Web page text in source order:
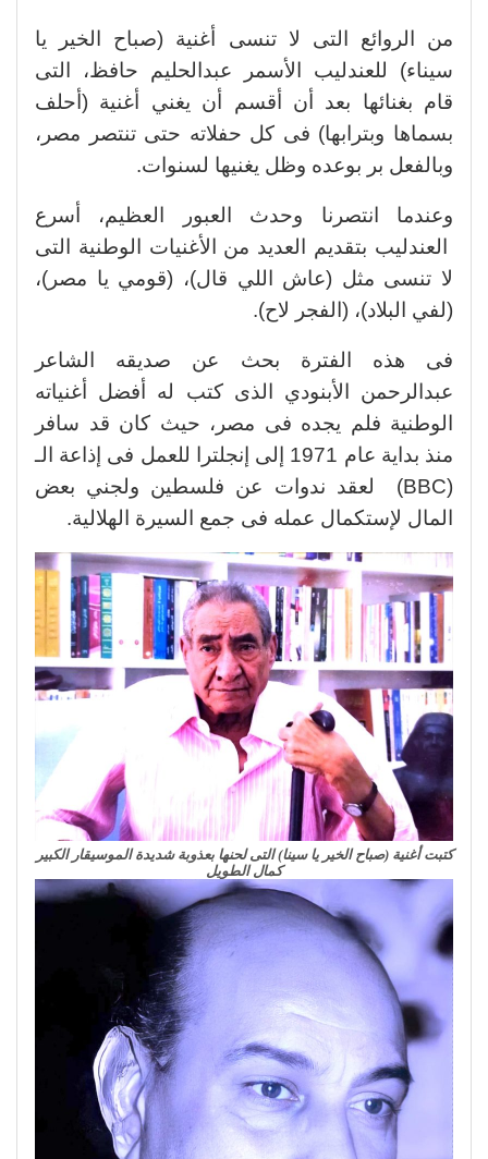
من الروائع التى لا تنسى أغنية (صباح الخير يا
سيناء) للعندليب الأسمر عبدالحليم حافظ، التى
قام بغنائها بعد أن أقسم أن يغني أغنية (أحلف
بسماها وبترابها) فى كل حفلاته حتى تنتصر مصر،
وبالفعل بر بوعده وظل يغنيها لسنوات.
وعندما انتصرنا وحدث العبور العظيم، أسرع
العندليب بتقديم العديد من الأغنيات الوطنية التى
لا تنسى مثل (عاش اللي قال)، (قومي يا مصر)،
(لفي البلاد)، (الفجر لاح).
فى هذه الفترة بحث عن صديقه الشاعر
عبدالرحمن الأبنودي الذى كتب له أفضل أغنياته
الوطنية فلم يجده فى مصر، حيث كان قد سافر
منذ بداية عام 1971 إلى إنجلترا للعمل فى إذاعة الـ
(BBC) لعقد ندوات عن فلسطين ولجني بعض
المال لإستكمال عمله فى جمع السيرة الهلالية.
كتبت أغنية (صباح الخير يا سينا) التى لحنها بعذوبة شديدة الموسيقار الكبير
كمال الطويل